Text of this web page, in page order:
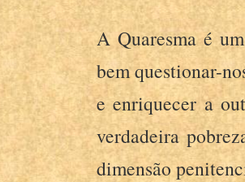
A Quaresma é
bem questionar-
e enriquecer a
verdadeira
dimensão